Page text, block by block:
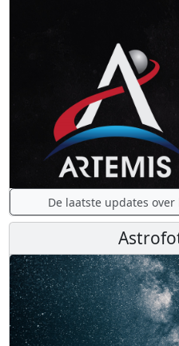
De laatste updates